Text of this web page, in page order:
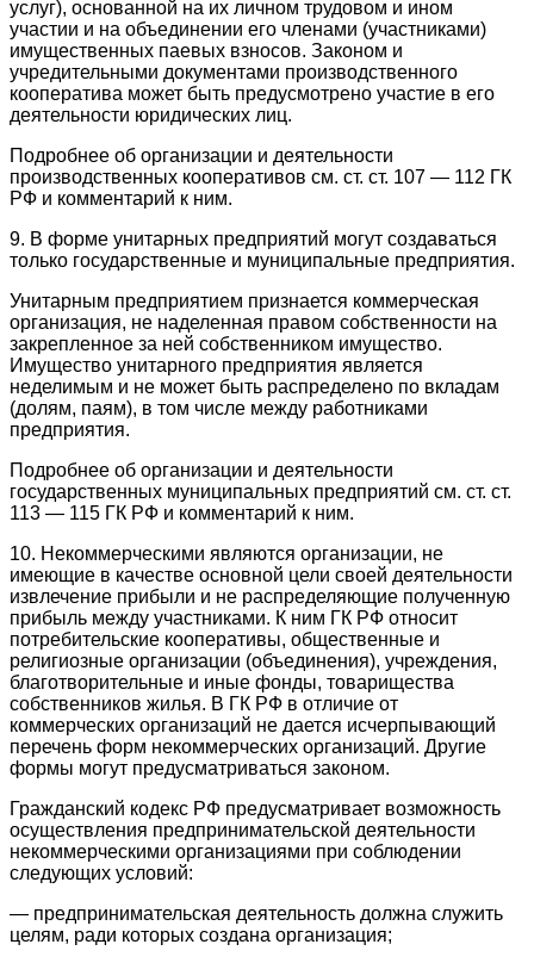
услуг), основанной на их личном трудовом и ином
участии и на объединении его членами (участниками)
имущественных паевых взносов. Законом и
учредительными документами производственного
кооператива может быть предусмотрено участие в его
деятельности юридических лиц.
Подробнее об организации и деятельности
производственных кооперативов см. ст. ст. 107 — 112 ГК
РФ и комментарий к ним.
9. В форме унитарных предприятий могут создаваться
только государственные и муниципальные предприятия.
Унитарным предприятием признается коммерческая
организация, не наделенная правом собственности на
закрепленное за ней собственником имущество.
Имущество унитарного предприятия является
неделимым и не может быть распределено по вкладам
(долям, паям), в том числе между работниками
предприятия.
Подробнее об организации и деятельности
государственных муниципальных предприятий см. ст. ст.
113 — 115 ГК РФ и комментарий к ним.
10. Некоммерческими являются организации, не
имеющие в качестве основной цели своей деятельности
извлечение прибыли и не распределяющие полученную
прибыль между участниками. К ним ГК РФ относит
потребительские кооперативы, общественные и
религиозные организации (объединения), учреждения,
благотворительные и иные фонды, товарищества
собственников жилья. В ГК РФ в отличие от
коммерческих организаций не дается исчерпывающий
перечень форм некоммерческих организаций. Другие
формы могут предусматриваться законом.
Гражданский кодекс РФ предусматривает возможность
осуществления предпринимательской деятельности
некоммерческими организациями при соблюдении
следующих условий:
— предпринимательская деятельность должна служить
целям, ради которых создана организация;